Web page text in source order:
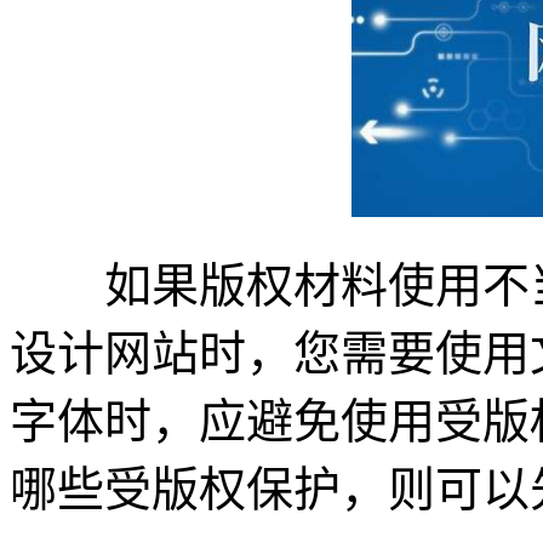
如果版权材料使用不
设计网站时，您需要使
字体时，应避免使用受
哪些受版权保护，则可